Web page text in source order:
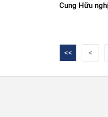
Cung Hữu
<< <